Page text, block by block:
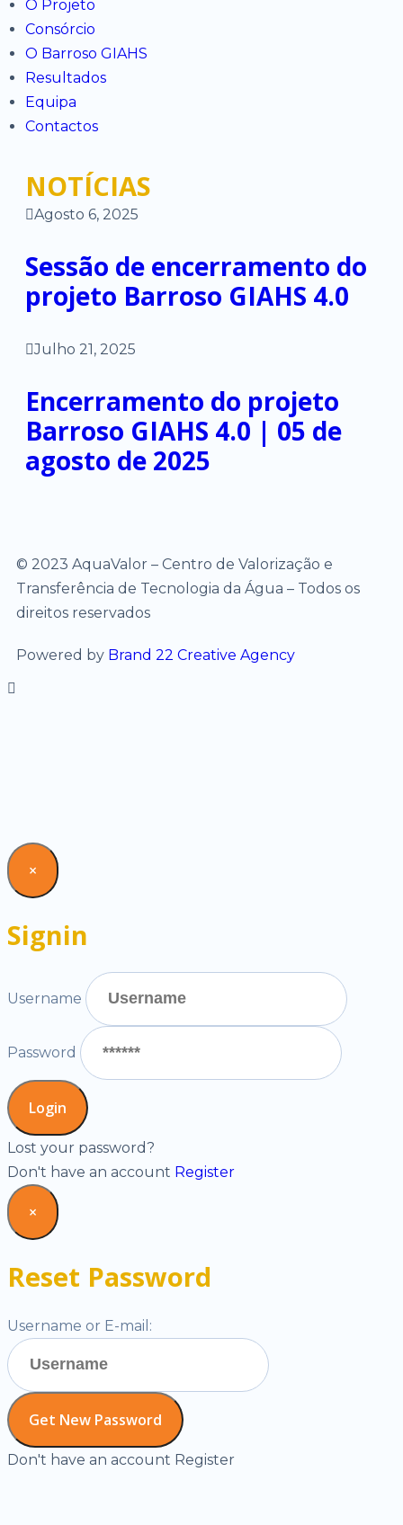
O Projeto
Consórcio
O Barroso GIAHS
Resultados
Equipa
Contactos
NOTÍCIAS
Agosto 6, 2025
Sessão de encerramento do
projeto Barroso GIAHS 4.0
Julho 21, 2025
Encerramento do projeto
Barroso GIAHS 4.0 | 05 de
agosto de 2025
© 2023 AquaValor – Centro de Valorização e
Transferência de Tecnologia da Água – Todos os
direitos reservados
Powered by Brand 22 Creative Agency
×
Signin
Username
Password
Lost your password?
Don't have an account Register
×
Reset Password
Username or E-mail:
Don't have an account Register